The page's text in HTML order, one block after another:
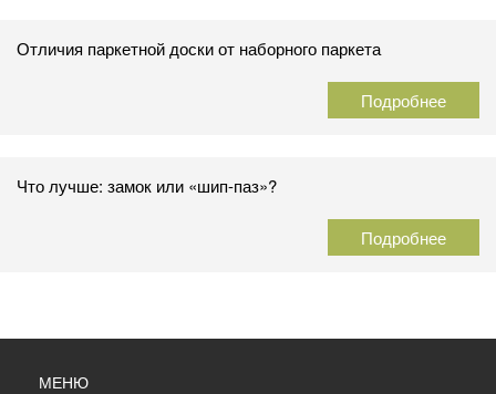
Отличия паркетной доски от наборного паркета
Подробнее
Что лучше: замок или «шип-паз»?
Подробнее
МЕНЮ